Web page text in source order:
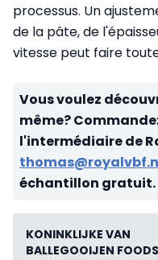
processus. Un
de la pâte, de
vitesse peut faire
Vous voulez
même?
l'intermédiaire de
échantillon gratuit.
KONINKLIJKE VAN
BALLEGOOIJEN FOODS